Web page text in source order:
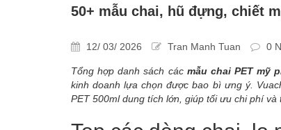
50+ mẫu chai, hũ đựng, chiết
12/ 03/ 2026 Tran Manh Tuan 0
Tổng hợp danh sách các mẫu chai PET mỹ
kinh doanh lựa chọn được bao bì ưng ý.
PET 500ml dung tích lớn, giúp tối ưu chi phí và